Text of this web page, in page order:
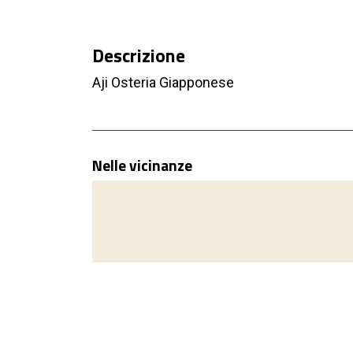
Descrizione
Aji Osteria Giapponese
Nelle vicinanze